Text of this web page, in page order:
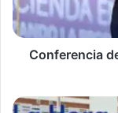
Chaves
Conferencia
El